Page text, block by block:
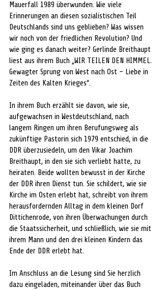
Mauerfall 1989 überwunden. Wie viele
Erinnerungen an diesen sozialistischen Teil
Deutschlands sind uns geblieben? Was wissen
wir noch von der friedlichen Revolution? Und
wie ging es danach weiter? Gerlinde Breithaupt
liest aus ihrem Buch „WIR TEILEN DEN HIMMEL.
Gewagter Sprung von West nach Ost – Liebe in
Zeiten des Kalten Krieges“.
In ihrem Buch erzählt sie davon, wie sie,
aufgewachsen in Westdeutschland, nach
langem Ringen um ihren Berufungsweg als
zukünftige Pastorin sich 1979 entschied, in die
DDR überzusiedeln, um den Vikar Joachim
Breithaupt, in den sie sich verliebt hatte, zu
heiraten. Beide wollten bewusst in der Kirche
der DDR ihren Dienst tun. Sie schildert, wie sie
Kirche im Osten erlebt hat, schreibt von ihrem
herausfordernden Alltag in dem kleinen Dorf
Dittichenrode, von ihren Überwachungen durch
die Staatssicherheit, und schließlich, wie sie mit
ihrem Mann und den drei kleinen Kindern das
Ende der DDR erlebt hat.
Im Anschluss an die Lesung sind Sie herzlich
dazu eingeladen, miteinander über das Buch